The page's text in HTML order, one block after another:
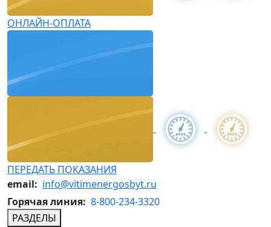
ОНЛАЙН-ОПЛАТА
ПЕРЕДАТЬ ПОКАЗАНИЯ
email: info@vitimenergosbyt.ru
Горячая линия: 8-800-234-3320
РАЗДЕЛЫ